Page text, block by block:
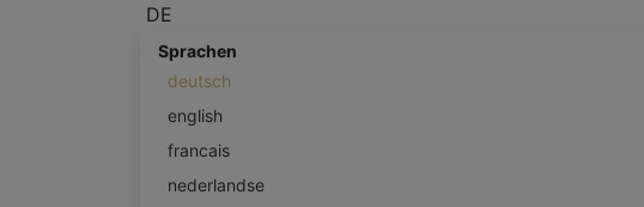
DE
Sprachen
deutsch
english
francais
nederlandse